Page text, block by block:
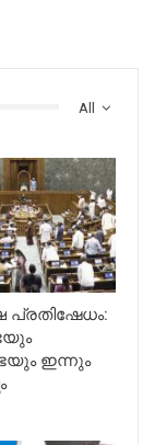
All
പ്രതിഷേധം:
ഇന്നും